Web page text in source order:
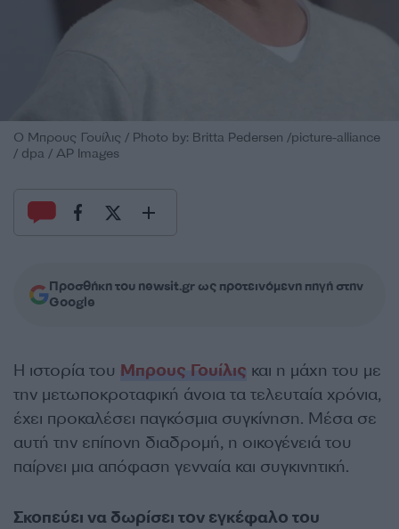
Ο Μπρους Γουίλις / Photo by: Britta Pedersen /picture-alliance
/ dpa / AP Images
Προσθήκη του newsit.gr ως προτεινόμενη πηγή στην
Google
H ιστορία του Μπρους Γουίλις και η μάχη του με
την μετωποκροταφική άνοια τα τελευταία χρόνια,
έχει προκαλέσει παγκόσμια συγκίνηση. Μέσα σε
αυτή την επίπονη διαδρομή, η οικογένειά του
παίρνει μια απόφαση γενναία και συγκινητική.
Σκοπεύει να δωρίσει τον εγκέφαλο του